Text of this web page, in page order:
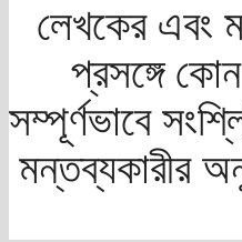
লেখকের এবং
প্রসঙ্গে
সম্পূর্ণভাবে
মন্তব্যকারীর